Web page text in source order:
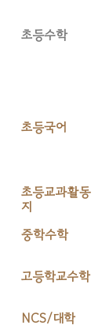
초등수학
초등국어
초등교과활동
지
중학수학
고등학교수학
NCS/대학